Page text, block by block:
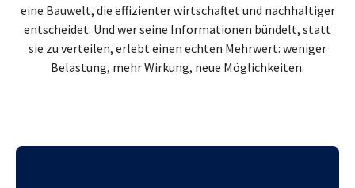
eine Bauwelt, die effizienter wirtschaftet und nachhaltiger
entscheidet. Und wer seine Informationen bündelt, statt
sie zu verteilen, erlebt einen echten Mehrwert: weniger
Belastung, mehr Wirkung, neue Möglichkeiten.